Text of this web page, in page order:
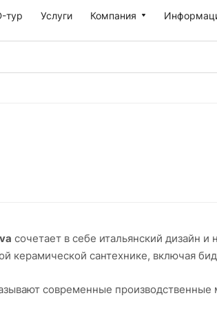
тур Услуги Компания
сочетает в себе итальянский дизайн
керамической сантехнике, включая
современные